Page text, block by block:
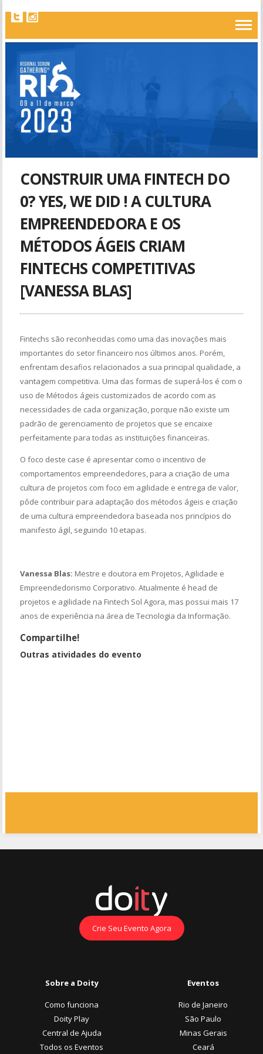
CONSTRUIR UMA FINTECH DO
0? YES, WE DID ! A CULTURA
EMPREENDEDORA E OS
MÉTODOS ÁGEIS CRIAM
FINTECHS COMPETITIVAS
[VANESSA BLAS]
Fintechs são reconhecidas como uma das inovações mais
importantes do setor financeiro nos últimos anos. Porém,
enfrentam desafios relacionados a sua principal qualidade, a
vantagem competitiva. Uma das formas de superá-los é com o
uso de Métodos ágeis customizados de acordo com as
necessidades de cada organização, porque não existe um
padrão de gerenciamento de projetos que se encaixe
perfeitamente para todas as instituições financeiras.
O foco deste case é apresentar como o incentivo de
comportamentos empreendedores, para a criação de uma
cultura de projetos com foco em agilidade e entrega de valor,
pôde contribuir para adaptação dos métodos ágeis e criação
de uma cultura empreendedora baseada nos princípios do
manifesto ágil, seguindo 10 etapas.
Vanessa Blas: Mestre e doutora em Projetos, Agilidade e
Empreendedorismo Corporativo. Atualmente é head de
projetos e agilidade na Fintech Sol Agora, mas possui mais 17
anos de experiência na área de Tecnologia da Informação.
Compartilhe!
Outras atividades do evento
Crie Seu Evento Agora
Sobre a Doity
Como funciona
Doity Play
Central de Ajuda
Todos os Eventos
Eventos
Rio de Janeiro
São Paulo
Minas Gerais
Ceará